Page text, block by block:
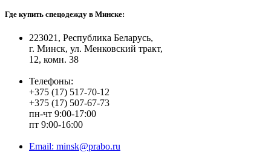
Где купить спецодежду в Минске:
223021, Республика Беларусь,
г. Минск, ул. Менковский тракт,
12, комн. 38
Телефоны:
+375 (17) 517-70-12
+375 (17) 507-67-73
пн-чт 9:00-17:00
пт 9:00-16:00
Email: minsk@prabo.ru